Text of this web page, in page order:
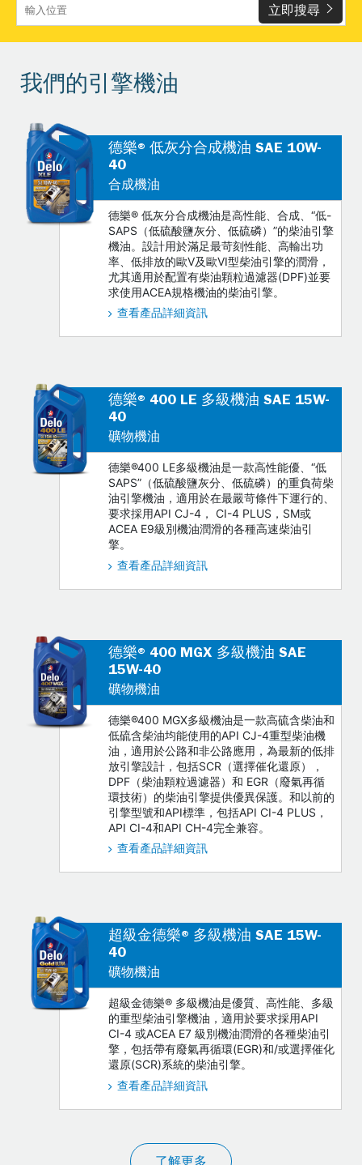
立即搜尋
我們的引擎機油
德樂® 低灰分合成機油 SAE 10W-
40
合成機油
德樂® 低灰分合成機油是高性能、合成、“低-
SAPS（低硫酸鹽灰分、低硫磷）”的柴油引擎
機油。設計用於滿足最苛刻性能、高輸出功
率、低排放的歐V及歐VI型柴油引擎的潤滑，
尤其適用於配置有柴油顆粒過濾器(DPF)並要
求使用ACEA規格機油的柴油引擎。
查看產品詳細資訊
德樂® 400 LE 多級機油 SAE 15W-
40
礦物機油
德樂®400 LE多級機油是一款高性能優、“低
SAPS”（低硫酸鹽灰分、低硫磷）的重負荷柴
油引擎機油，適用於在最嚴苛條件下運行的、
要求採用API CJ-4， CI-4 PLUS，SM或
ACEA E9級別機油潤滑的各種高速柴油引
擎。
查看產品詳細資訊
德樂® 400 MGX 多級機油 SAE
15W-40
礦物機油
德樂®400 MGX多級機油是一款高硫含柴油和
低硫含柴油均能使用的API CJ-4重型柴油機
油，適用於公路和非公路應用，為最新的低排
放引擎設計，包括SCR（選擇催化還原），
DPF（柴油顆粒過濾器）和 EGR（廢氣再循
環技術）的柴油引擎提供優異保護。和以前的
引擎型號和API標準，包括API CI-4 PLUS，
API CI-4和API CH-4完全兼容。
查看產品詳細資訊
超級金德樂® 多級機油 SAE 15W-
40
礦物機油
超級金德樂® 多級機油是優質、高性能、多級
的重型柴油引擎機油，適用於要求採用API
CI-4 或ACEA E7 級別機油潤滑的各種柴油引
擎，包括帶有廢氣再循環(EGR)和/或選擇催化
還原(SCR)系統的柴油引擎。
查看產品詳細資訊